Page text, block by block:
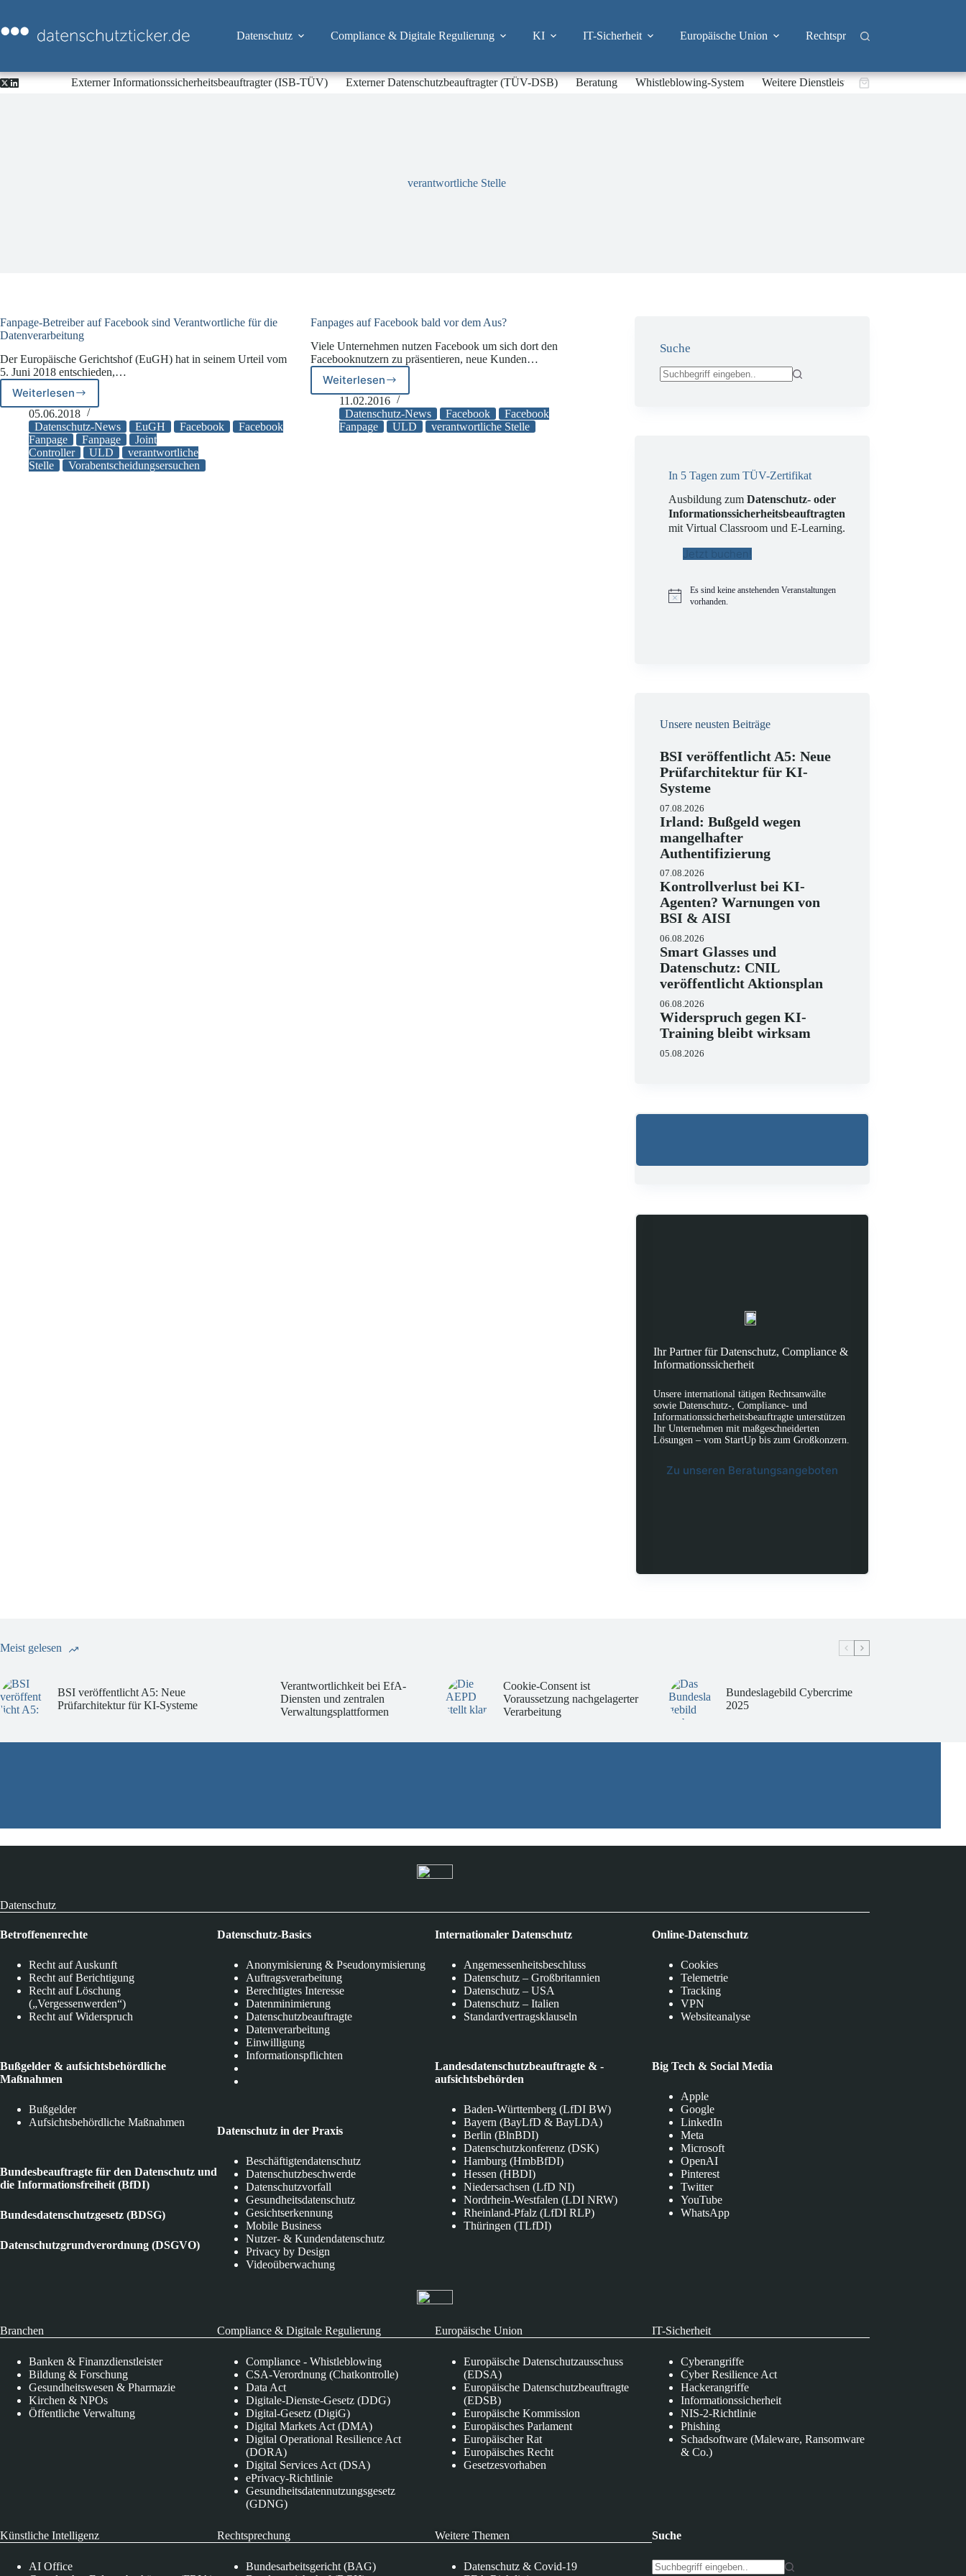
springen
Datenschutz Compliance & Digitale Regulierung KI IT-Sicherheit Europäische Union Rechtsprechung
Externer Informationssicherheitsbeauftragter (ISB-TÜV) Externer Datenschutzbeauftragter (TÜV-DSB) Beratung Whistleblowing-System Weitere DienstleistungenWarenkorb
verantwortliche Stelle
Fanpage-Betreiber auf Facebook sind Verantwortliche für die
Datenverarbeitung
Der Europäische Gerichtshof (EuGH) hat in seinem Urteil vom
5. Juni 2018 entschieden,…
Weiterlesen
Fanpage-
Betreiber
auf
Facebook
sind
Verantwortliche
05.06.2018
Datenschutz-News
EuGH Facebook
Facebook
Fanpage
Fanpage
Joint
Controller
ULD
verantwortliche
Stelle
Vorabentscheidungsersuchen
Fanpages auf Facebook bald vor dem Aus?
Viele Unternehmen nutzen Facebook um sich dort den
Facebooknutzern zu präsentieren, neue Kunden…
Weiterlesen
Fanpages
auf
Facebook
bald
11.02.2016
Datenschutz-News
Facebook
Facebook
Fanpage
ULD verantwortliche Stelle
Suche
In 5 Tagen zum TÜV-Zertifikat
Ausbildung zumDatenschutz- oder
Informationssicherheitsbeauftragten
mit Virtual Classroom und E-Learning.
Jetzt buchen!
H
Es sind keine anstehenden Veranstaltungen
vorhanden.
Unsere neusten Beiträge
BSI veröffentlicht A5: Neue
Prüfarchitektur für KI-
Systeme
07.08.2026
Irland: Bußgeld wegen
mangelhafter
Authentifizierung
07.08.2026
Kontrollverlust bei KI-
Agenten? Warnungen von
BSI & AISI
06.08.2026
Smart Glasses und
Datenschutz: CNIL
veröffentlicht Aktionsplan
06.08.2026
Widerspruch gegen KI-
Training bleibt wirksam
05.08.2026
Ihr Partner für Datenschutz, Compliance &
Informationssicherheit
Unsere international tätigen Rechtsanwälte
sowie Datenschutz-, Compliance- und
Informationssicherheitsbeauftragte unterstützen
Ihr Unternehmen mit maßgeschneiderten
Lösungen – vom StartUp bis zum Großkonzern.
Zu unseren Beratungsangeboten
Meist gelesen
BSI veröffentlicht A5: Neue
Prüfarchitektur für KI-Systeme
Verantwortlichkeit bei EfA-
Diensten und zentralen
Verwaltungsplattformen
Cookie-Consent ist
Voraussetzung nachgelagerter
Verarbeitung
Bundeslagebild Cybercrime
2025
Datenschutz
Betroffenenrechte
Recht auf Auskunft
Recht auf Berichtigung
Recht auf Löschung
(„Vergessenwerden“)
Recht auf Widerspruch
Bußgelder & aufsichtsbehördliche
Maßnahmen
Bußgelder
Aufsichtsbehördliche Maßnahmen
Bundesbeauftragte für den Datenschutz und
die Informationsfreiheit (BfDI)
Bundesdatenschutzgesetz (BDSG)
Datenschutzgrundverordnung (DSGVO)
Datenschutz-Basics
Anonymisierung & Pseudonymisierung
Auftragsverarbeitung
Berechtigtes Interesse
Datenminimierung
Datenschutzbeauftragte
Datenverarbeitung
Einwilligung
Informationspflichten
Datenschutz in der Praxis
Beschäftigtendatenschutz
Datenschutzbeschwerde
Datenschutzvorfall
Gesundheitsdatenschutz
Gesichtserkennung
Mobile Business
Nutzer- & Kundendatenschutz
Privacy by Design
Videoüberwachung
Internationaler Datenschutz
Angemessenheitsbeschluss
Datenschutz – Großbritannien
Datenschutz – USA
Datenschutz – Italien
Standardvertragsklauseln
Landesdatenschutzbeauftragte & -
aufsichtsbehörden
Baden-Württemberg (LfDI BW)
Bayern (BayLfD & BayLDA)
Berlin (BlnBDI)
Datenschutzkonferenz (DSK)
Hamburg (HmbBfDI)
Hessen (HBDI)
Niedersachsen (LfD NI)
Nordrhein-Westfalen (LDI NRW)
Rheinland-Pfalz (LfDI RLP)
Thüringen (TLfDI)
Online-Datenschutz
Cookies
Telemetrie
Tracking
VPN
Websiteanalyse
Big Tech & Social Media
Apple
Google
LinkedIn
Meta
Microsoft
OpenAI
Pinterest
Twitter
YouTube
WhatsApp
Branchen
Banken & Finanzdienstleister
Bildung & Forschung
Gesundheitswesen & Pharmazie
Kirchen & NPOs
Öffentliche Verwaltung
Compliance & Digitale Regulierung
Compliance - Whistleblowing
CSA-Verordnung (Chatkontrolle)
Data Act
Digitale-Dienste-Gesetz (DDG)
Digital-Gesetz (DigiG)
Digital Markets Act (DMA)
Digital Operational Resilience Act
(DORA)
Digital Services Act (DSA)
ePrivacy-Richtlinie
Gesundheitsdatennutzungsgesetz
(GDNG)
Europäische Union
Europäische Datenschutzausschuss
(EDSA)
Europäische Datenschutzbeauftragte
(EDSB)
Europäische Kommission
Europäisches Parlament
Europäischer Rat
Europäisches Recht
Gesetzesvorhaben
IT-Sicherheit
Cyberangriffe
Cyber Resilience Act
Hackerangriffe
Informationssicherheit
NIS-2-Richtlinie
Phishing
Schadsoftware (Maleware, Ransomware
& Co.)
Künstliche Intelligenz
AI Office
Rechtsprechung
Bundesarbeitsgericht (BAG)
Weitere Themen
Datenschutz & Covid-19
Suche